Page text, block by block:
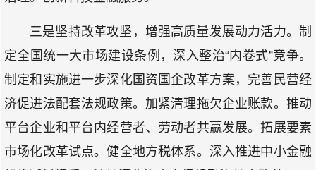
三是坚持改革攻坚，增强高质量发展动力活力。制
定全国统一大市场建设条例，深入整治“内卷式”竞争。
制定和实施进一步深化国资国企改革方案，完善民营经
济促进法配套法规政策。加紧清理拖欠企业账款。推动
平台企业和平台内经营者、劳动者共赢发展。拓展要素
市场化改革试点。健全地方税体系。深入推进中小金融